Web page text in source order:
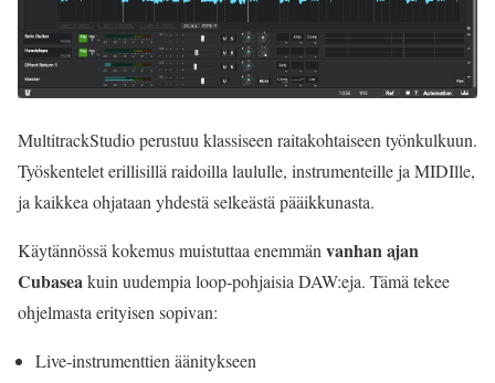
MultitrackStudio perustuu klassiseen raitakohtaiseen työnkulkuun.
Työskentelet erillisillä raidoilla laululle, instrumenteille ja MIDIlle,
ja kaikkea ohjataan yhdestä selkeästä pääikkunasta.
Käytännössä kokemus muistuttaa enemmän vanhan ajan
Cubaseakuin uudempia loop‑pohjaisia DAW:eja. Tämä tekee
ohjelmasta erityisen sopivan:
Live‑instrumenttien äänitykseen